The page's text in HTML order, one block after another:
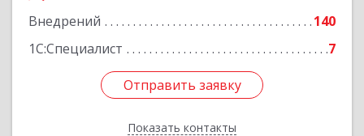
Внедрений
140
1С:Специалист
7
Отправить заявку
Показать контакты
Отправить заявку
Назад